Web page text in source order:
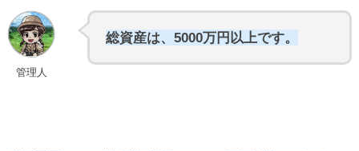
管理人
総資産は、5000万円以上です。